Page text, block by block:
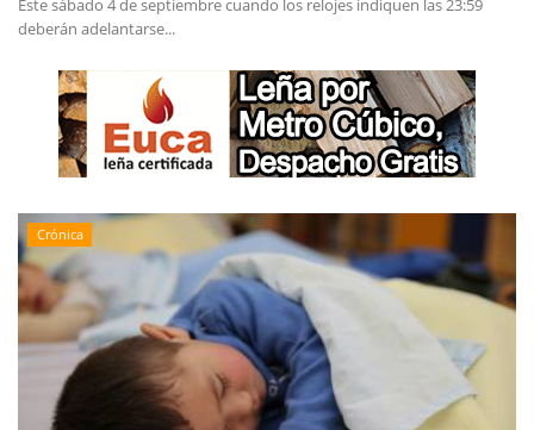
Este sábado 4 de septiembre cuando los relojes indiquen las 23:59
deberán adelantarse...
Crónica